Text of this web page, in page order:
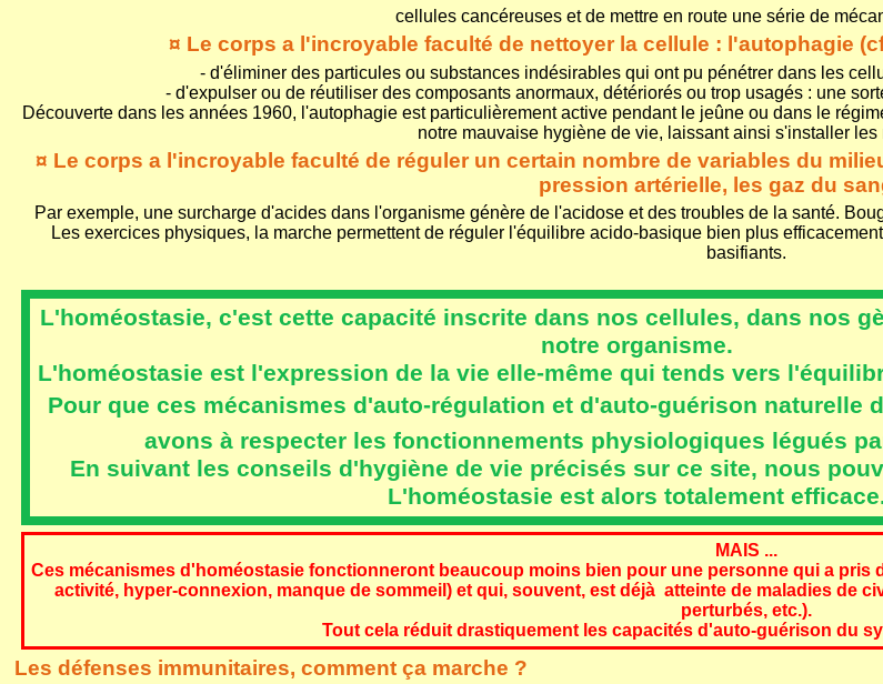
cellules cancéreuses et de mettre en route une série de
¤ Le corps a l'incroyable faculté de nettoyer la cellule : l'autophagie
- d'éliminer des particules ou substances indésirables qui ont pu pénétrer dans les
- d'expulser ou de réutiliser des composants anormaux, détériorés ou trop usagés : une
Découverte dans les années 1960, l'autophagie est particulièrement active pendant le jeûne ou dans le
notre mauvaise hygiène de vie, laissant ainsi s'installer
¤ Le corps a l'incroyable faculté de réguler un certain nombre de variables du
pression artérielle, les gaz du
Par exemple, une surcharge d'acides dans l'organisme génère de l'acidose et des troubles de la santé.
Les exercices physiques, la marche permettent de réguler l'équilibre acido-basique bien plus
basifiants.
L'homéostasie, c'est cette capacité inscrite dans nos cellules, dans nos
notre organisme.
L'homéostasie est l'expression de la vie elle-même qui tends vers
Pour que ces mécanismes d'auto-régulation et d'auto-guérison
avons à respecter les fonctionnements physiologiques légués
En suivant les conseils d'hygiène de vie précisés sur ce site, nous
L'homéostasie est alors totalement
MAIS ...
Ces mécanismes d'homéostasie fonctionneront beaucoup moins bien pour une personne qui a
activité, hyper-connexion, manque de sommeil) et qui, souvent, est déjà atteinte de maladies de
perturbés, etc.).
Tout cela réduit drastiquement les capacités d'auto-guérison du
Les défenses immunitaires, comment ça marche ?